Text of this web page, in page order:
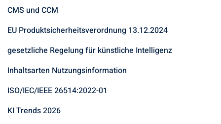
CMS und CCM
EU Produktsicherheitsverordnung 13.12.2024
gesetzliche Regelung für künstliche Intelligenz
Inhaltsarten Nutzungsinformation
ISO/IEC/IEEE 26514:2022-01
KI Trends 2026